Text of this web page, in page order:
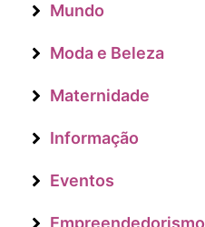
Mundo
Moda e Beleza
Maternidade
Informação
Eventos
Empreendedorismo